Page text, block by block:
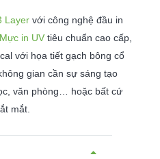
Layer với công nghệ đầu in
Mực in UV tiêu chuẩn cao cấp,
với họa tiết gạch bông cổ
gian cần sự sáng tạo
văn phòng… hoặc bất cứ
mắt.